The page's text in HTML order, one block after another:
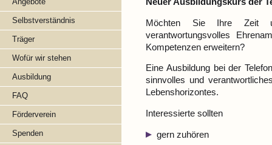
Selbstverständnis
Träger
Wofür wir stehen
Ausbildung
FAQ
Förderverein
Spenden
Möchten Sie Ihre Zeit
verantwortungsvolles
Kompetenzen erweitern?
Eine Ausbildung bei der
sinnvolles und
Lebenshorizontes.
Interessierte sollten
gern zuhören